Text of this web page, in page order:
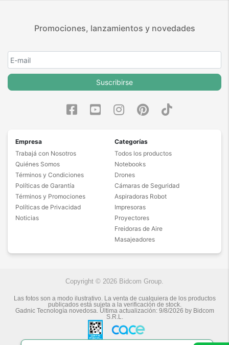
Promociones, lanzamientos y novedades
Suscribirse
Empresa
Trabajá con Nosotros
Quiénes Somos
Términos y Condiciones
Políticas de Garantía
Términos y Promociones
Políticas de Privacidad
Noticias
Categorías
Todos los productos
Notebooks
Drones
Cámaras de Seguridad
Aspiradoras Robot
Impresoras
Proyectores
Freidoras de Aire
Masajeadores
Copyright © 2026 Bidcom Group.
Las fotos son a modo ilustrativo. La venta de cualquiera de los productos
publicados está sujeta a la verificación de stock.
Gadnic Tecnología novedosa.Última actualización: 9/8/2026 by Bidcom
S.R.L.